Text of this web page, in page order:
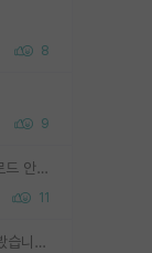
8
9
그냥 랩실 홈페이지 관리 안하고 업로드 안한거 아님?
11
서성한 박사로 교수 된 사람 딱 1명 봤습니다. 근데 지방대 박사로 교수된 거는 기적이 일어나야되요. 서성한 학부부터여도 빡센게 교수임용일텐데 지방대박사로 무슨 교수가 되나요...... 중소기업/중견기업 팀장급/연구소장급이나 될거 같네요.